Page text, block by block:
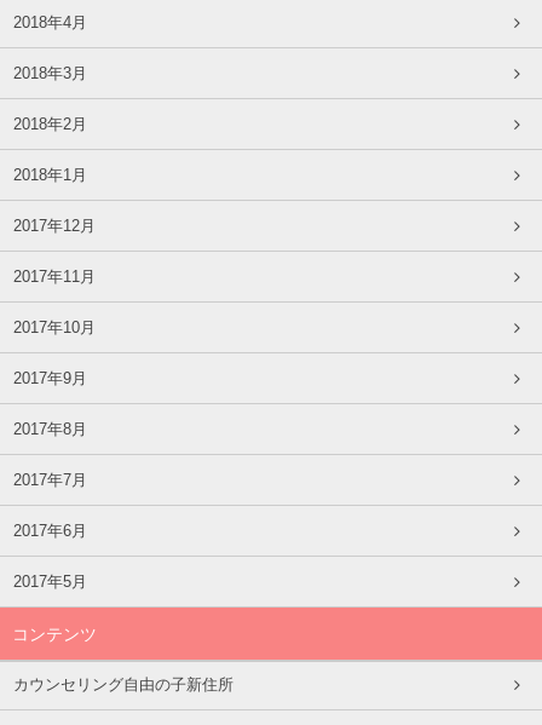
2018年4月
2018年3月
2018年2月
2018年1月
2017年12月
2017年11月
2017年10月
2017年9月
2017年8月
2017年7月
2017年6月
2017年5月
コンテンツ
カウンセリング自由の子新住所